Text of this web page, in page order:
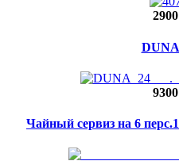
2900
9300
Чайный сервиз на 6